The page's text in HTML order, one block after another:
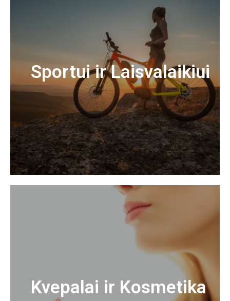
Sportui ir Laisvalaikiui
Kvepalai ir Kosmetika